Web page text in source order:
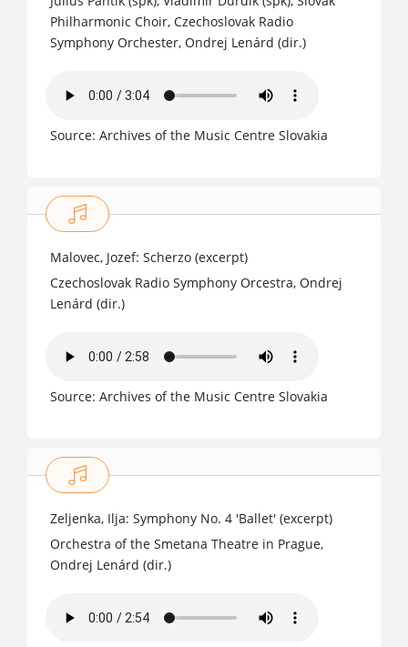
Philharmonic Choir, Czechoslovak Radio
Symphony Orchester, Ondrej Lenárd (dir.)
Source: Archives of the Music Centre Slovakia
1972
Malovec, Jozef: Scherzo (excerpt)
Czechoslovak Radio Symphony Orcestra, Ondrej
Lenárd (dir.)
Source: Archives of the Music Centre Slovakia
Zeljenka, Ilja: Symphony No. 4 'Ballet' (excerpt)
Orchestra of the Smetana Theatre in Prague,
Ondrej Lenárd (dir.)